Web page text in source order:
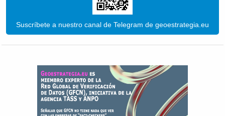
Suscríbete a nuestro canal de Telegram de geoestrategia.eu